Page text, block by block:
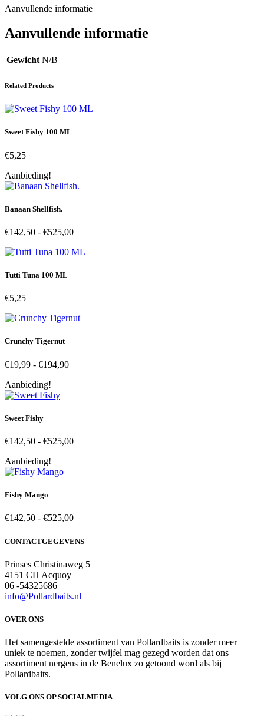
Aanvullende informatie
Aanvullende informatie
Gewicht N/B
Related Products
Sweet Fishy 100 ML
€5,25
Aanbieding!
Banaan Shellfish.
€142,50 - €525,00Prijsklasse:
tot
Tutti Tuna 100 ML
€5,25
Crunchy Tigernut
€19,99 - €194,90Prijsklasse:
Aanbieding!
Sweet Fishy
€142,50 - €525,00Prijsklasse:
Aanbieding!
Fishy Mango
€142,50 - €525,00Prijsklasse:
tot
CONTACTGEGEVENS
Prinses Christinaweg 5
4151 CH Acquoy
06 -54325686
info@Pollardbaits.nl
OVER ONS
Het samengestelde assortiment van Pollardbaits is zonder meer
uniek te noemen, zonder twijfel mag gezegd worden dat ons
assortiment nergens in de Benelux zo getoond word als bij
Pollardbaits.
VOLG ONS OP SOCIALMEDIA